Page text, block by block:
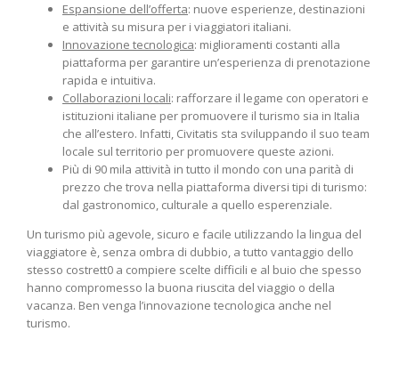
Espansione dell’offerta: nuove esperienze, destinazioni
e attività su misura per i viaggiatori italiani.
Innovazione tecnologica: miglioramenti costanti alla
piattaforma per garantire un’esperienza di prenotazione
rapida e intuitiva.
Collaborazioni locali: rafforzare il legame con operatori e
istituzioni italiane per promuovere il turismo sia in Italia
che all’estero. Infatti, Civitatis sta sviluppando il suo team
locale sul territorio per promuovere queste azioni.
Più di 90 mila attività in tutto il mondo con una parità di
prezzo che trova nella piattaforma diversi tipi di turismo:
dal gastronomico, culturale a quello esperenziale.
Un turismo più agevole, sicuro e facile utilizzando la lingua del
viaggiatore è, senza ombra di dubbio, a tutto vantaggio dello
stesso costrett0 a compiere scelte difficili e al buio che spesso
hanno compromesso la buona riuscita del viaggio o della
vacanza. Ben venga l’innovazione tecnologica anche nel
turismo.